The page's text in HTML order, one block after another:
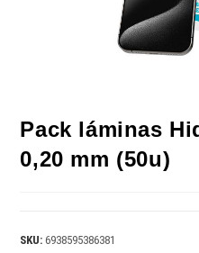
Pack láminas
0,20 mm (50u)
SKU:6938595386381